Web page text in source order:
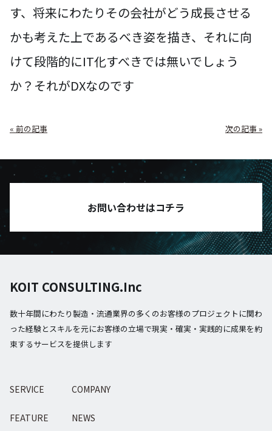
す、将来にわたりその会社がどう成長させる
かも考えた上であるべき姿を描き、それに向
けて段階的にIT化すべきでは無いでしょう
か？それがDXなのです
« 前の記事 次の記事 »
お問い合わせはコチラ
KOIT CONSULTING.Inc
数十年間にわたり製造・流通業界の多くのお客様のプロジェクトに関わ
った経験とスキルを元にお客様の立場で現実・確実・実践的に成果を約
束するサービスを提供します
SERVICE
FEATURE
COMPANY
NEWS